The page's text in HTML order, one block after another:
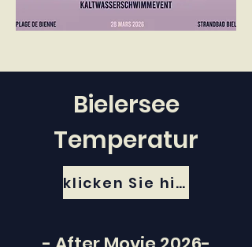
Bielersee
Temperatur
klicken Sie hier